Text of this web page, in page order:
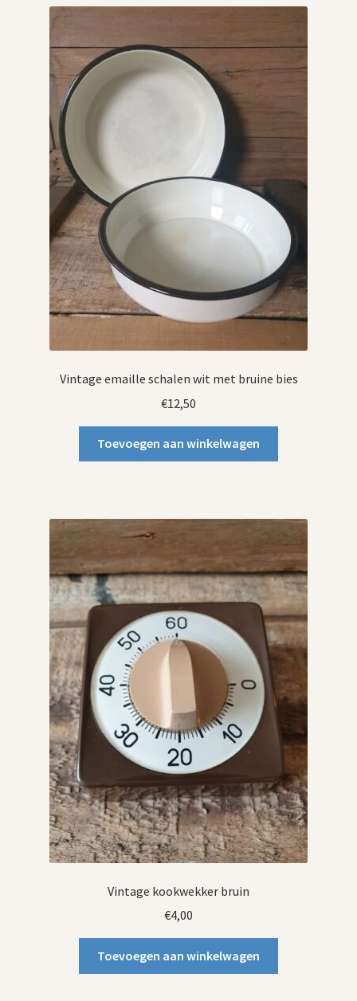
Vintage emaille schalen wit met bruine bies
€12,50
Toevoegen aan winkelwagen
Vintage kookwekker bruin
€4,00
Toevoegen aan winkelwagen